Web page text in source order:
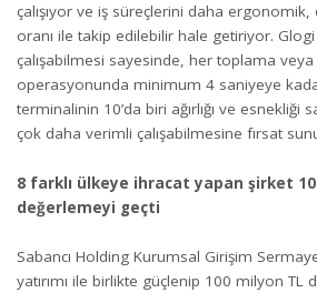
çalışıyor ve iş süreçlerini daha ergonomik,
oranı ile takip edilebilir hale getiriyor.
çalışabilmesi sayesinde, her toplama
operasyonunda minimum 4 saniyeye
terminalinin 10’da biri ağırlığı ve esnekliği
çok daha verimli çalışabilmesine fırsat
8 farklı ülkeye ihracat yapan şirket
değerlemeyi geçti
Sabancı Holding Kurumsal Girişim
yatırımı ile birlikte güçlenip 100 milyon TL